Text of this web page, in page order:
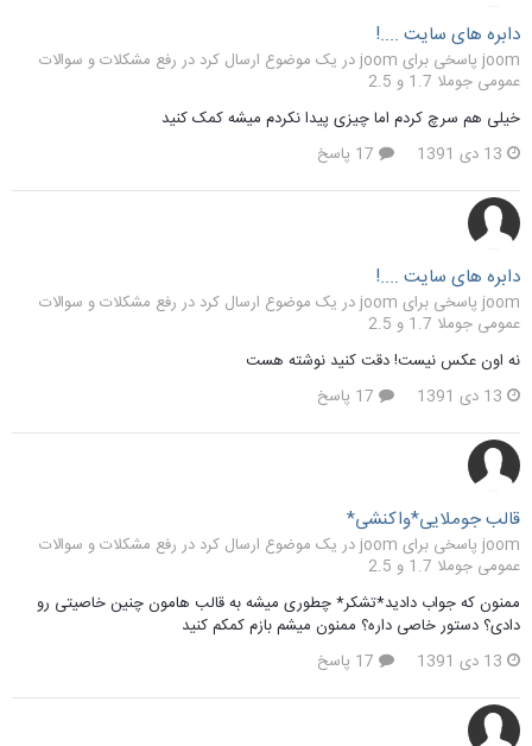
دابره های سایت ....!
joom پاسخی برای joom در یک موضوع ارسال کرد در
رفع مشکلات و سوالات
عمومی جوملا 1.7 و 2.5
خیلی هم سرچ کردم اما چیزی پیدا نکردم میشه کمک کنید
13 دی 1391
دابره های سایت ....!
joom پاسخی برای joom در یک موضوع ارسال کرد در
رفع مشکلات و سوالات
عمومی جوملا 1.7 و 2.5
نه اون عکس نیست! دقت کنید نوشته هست
13 دی 1391
قالب جوملایی*واکنشی*
joom پاسخی برای joom در یک موضوع ارسال کرد در
رفع مشکلات و سوالات
عمومی جوملا 1.7 و 2.5
ممنون که جواب دادید*تشکر* چطوری میشه به قالب هامون چنین خاصیتی رو
دادی؟ دستور خاصی داره؟ ممنون میشم بازم کمکم کنید
13 دی 1391